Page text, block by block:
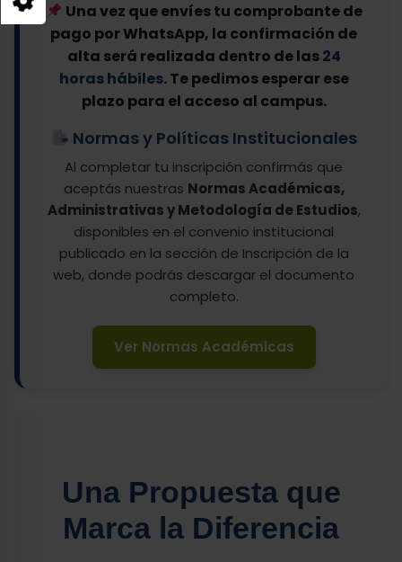
Una vez que envíes tu comprobante de
pago por WhatsApp, la confirmación de
alta será realizada dentro de las24
horas hábiles. Te pedimos esperar ese
plazo para el acceso al campus.
Normas y Políticas Institucionales
Al completar tu inscripción confirmás que
aceptás nuestras Normas Académicas,
Administrativas y Metodología de Estudios,
disponibles en el convenio institucional
publicado en la sección de Inscripción de la
web, donde podrás descargar el documento
completo.
Ver Normas Académicas
Una Propuesta que
Marca la Diferencia